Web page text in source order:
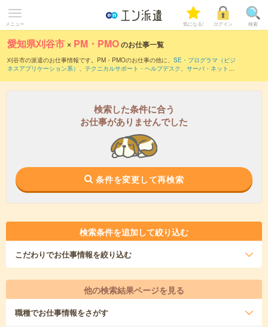
メニュー 気になる! ログイン 検索
愛知県刈谷市 × PM・PMOのお仕事一覧
刈谷市の派遣のお仕事情報です。PM・PMOのお仕事の他に、 SE・プログラマ（ビジ
ネスアプリケーション系） 、 テクニカルサポート・ヘルプデスク 、 サーバ・ネットワ
事とは？とは？
検索した条件に合う
お仕事がありませんでした
条件を変更して再検索
検索条件を追加して絞り込む
こだわりでお仕事情報を絞り込む
他の検索結果ページを見る
職種でお仕事情報をさがす